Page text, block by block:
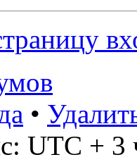
•
UTC + 3